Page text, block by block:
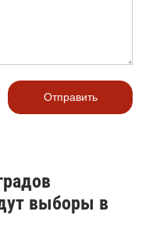
Отправить
выборы в